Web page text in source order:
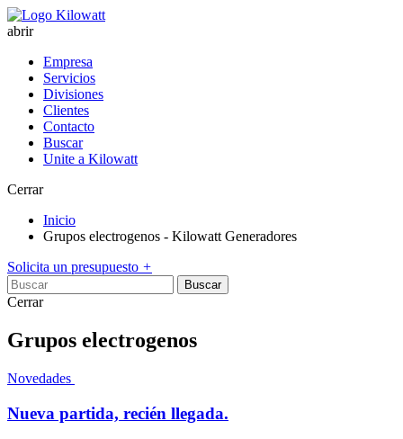
abrir
Empresa
Servicios
Divisiones
Clientes
Contacto
Buscar
Unite a Kilowatt
Cerrar
Inicio
Grupos electrogenos - Kilowatt Generadores
Solicita un presupuesto +
Buscar
Cerrar
Grupos electrogenos
Novedades
Nueva partida, recién llegada.